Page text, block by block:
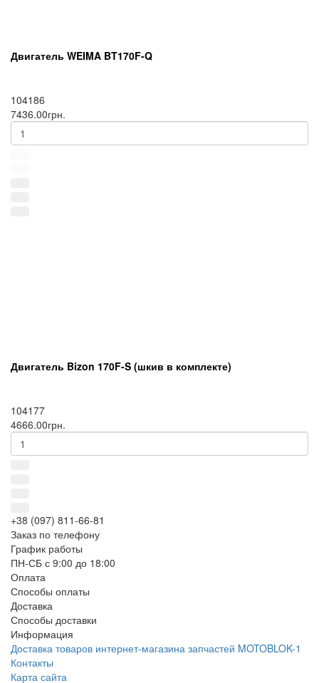
Двигатель WEIMA BT170F-Q
104186
7436.00грн.
Двигатель Bizon 170F-S (шкив в комплекте)
104177
4666.00грн.
+38 (097) 811-66-81
Заказ по телефону
График работы
ПН-СБ с 9:00 до 18:00
Оплата
Способы оплаты
Доставка
Способы доставки
Информация
Доставка товаров интернет-магазина запчастей MOTOBLOK-1
Контакты
Карта сайта